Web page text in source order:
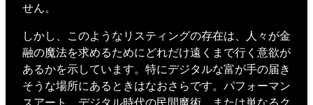
せん。
しかし、このようなリスティングの存在は、人々が金
融の魔法を求めるためにどれだけ遠くまで行く意欲が
あるかを示しています。特にデジタルな富が手の届き
そうな場所にあるときはなおさらです。パフォーマン